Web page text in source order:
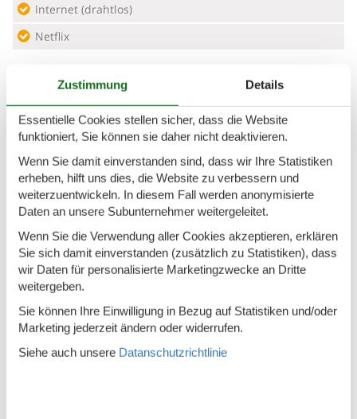
Internet (drahtlos)
Netflix
Entf. zum Wasser/Baden
Entfernung Einkauf
1,3 km
Entfernung Flughafen CPH
Golfplatz
Nächstes Restaurant
1,7 km
Schwimmbad
3,4 km
Konzepte
Energiesparhaus
Nahe am Meer
Zustimmung Details
Essentielle Cookies stellen sicher, dass die Website
funktioniert, Sie können sie daher nicht deaktivieren.
Wenn Sie damit einverstanden sind, dass wir Ihre Statistiken
erheben, hilft uns dies, die Website zu verbessern und
weiterzuentwickeln. In diesem Fall werden anonymisierte
Daten an unsere Subunternehmer weitergeleitet.
Wenn Sie die Verwendung aller Cookies akzeptieren, erklären
Sie sich damit einverstanden (zusätzlich zu Statistiken), dass
wir Daten für personalisierte Marketingzwecke an Dritte
weitergeben.
Sie können Ihre Einwilligung in Bezug auf Statistiken und/oder
Marketing jederzeit ändern oder widerrufen.
Siehe auch unsere Datanschutzrichtlinie